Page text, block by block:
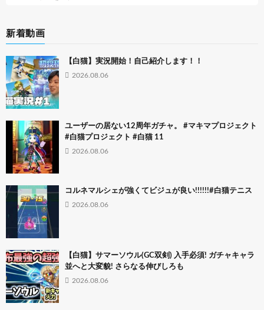
新着動画
【白猫】実況開始！自己紹介します！！
2026.08.06
ユーザーの居ない12周年ガチャ。 #マキマプロジェクト
#白猫プロジェクト #白猫 11
2026.08.06
コルネマルシェが強くてビジュが良い!!!!!!#白猫テニス
2026.08.06
【白猫】サマーソウル(GC双剣) 入手必須! ガチャキャラ
並へと大変貌! さらなる伸びしろも
2026.08.06